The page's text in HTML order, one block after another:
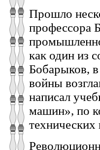
Прошло
профессора
как один из
Бобарыков,
войны
написал
машин», по